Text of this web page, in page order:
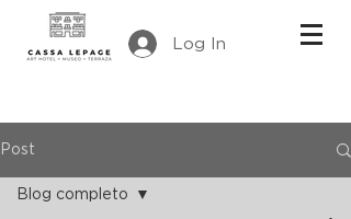
Log In
Post
Blog completo